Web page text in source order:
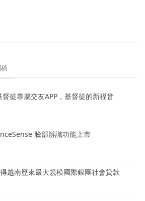
督徒專屬交友APP，基督徒的新福音
臉部辨識功能上市
越南歷來最大規模國際銀團社會貸款